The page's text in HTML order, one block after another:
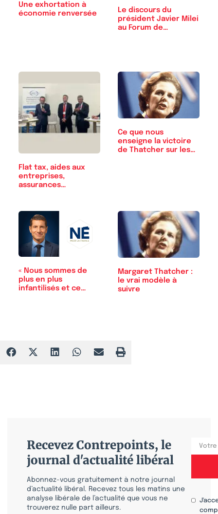
Une exhortation à
économie renversée
Le discours du
président Javier Milei
au Forum de…
Flat tax, aides aux
entreprises,
assurances…
Ce que nous
enseigne la victoire
de Thatcher sur les…
« Nous sommes de
plus en plus
infantilisés et ce…
Margaret Thatcher :
le vrai modèle à
suivre
Recevez Contrepoints, le
journal d'actualité libéral
Abonnez-vous gratuitement à notre journal
d’actualité libéral. Recevez tous les matins une
analyse libérale de l’actualité que vous ne
trouverez nulle part ailleurs.